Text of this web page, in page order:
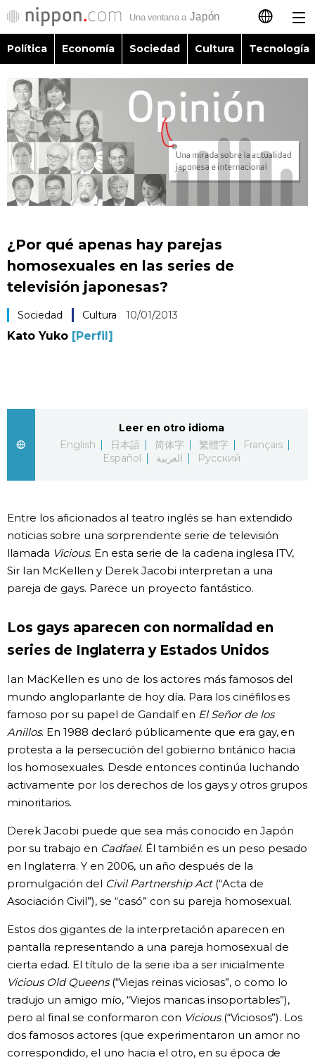
日本語
English
简体字
繁體字
Русский
Política
Economía
Cultura
Tecnología
Vida
Noticias
Datos de Japón
Gente
Blog
Tokio
Avisos
official SNS
Política Economía Sociedad Cultura Tecnología
¿Por qué apenas hay parejas
homosexuales en las series de
televisión japonesas?
Sociedad Cultura 10/01/2013
Kato Yuko [Perfil]
Leer en otro idioma
English
日本語 简体字 繁體字
Français
Español
العربية Русский
Entre los aficionados al teatro inglés se han extendido
noticias sobre una sorprendente serie de televisión
llamada Vicious. En esta serie de la cadena inglesa ITV,
Sir Ian McKellen y Derek Jacobi interpretan a una
pareja de gays. Parece un proyecto fantástico.
Los gays aparecen con normalidad en
series de Inglaterra y Estados Unidos
Ian MacKellen es uno de los actores más famosos del
mundo angloparlante de hoy día. Para los cinéfilos es
famoso por su papel de Gandalf en El Señor de los
Anillos. En 1988 declaró públicamente que era gay, en
protesta a la persecución del gobierno británico hacia
los homosexuales. Desde entonces continúa luchando
activamente por los derechos de los gays y otros grupos
minoritarios.
Derek Jacobi puede que sea más conocido en Japón
por su trabajo en Cadfael. Él también es un peso pesado
en Inglaterra. Y en 2006, un año después de la
promulgación del Civil Partnership Act(“Acta de
Asociación Civil”), se “casó” con su pareja homosexual.
Estos dos gigantes de la interpretación aparecen en
pantalla representando a una pareja homosexual de
cierta edad. El título de la serie iba a ser inicialmente
Vicious Old Queens(“Viejas reinas viciosas”, o como lo
tradujo un amigo mío, “Viejos maricas insoportables”),
pero al final se conformaron con Vicious(“Viciosos”). Los
dos famosos actores (que experimentaron un amor no
correspondido, el uno hacia el otro, en su época de